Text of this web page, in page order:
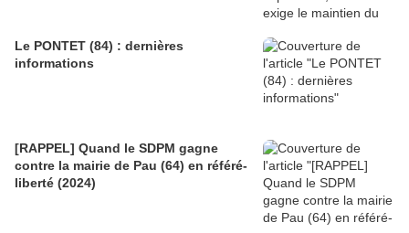
Le PONTET (84) : dernières
informations
[RAPPEL] Quand le SDPM gagne
contre la mairie de Pau (64) en référé-
liberté (2024)